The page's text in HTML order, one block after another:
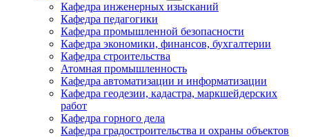
Кафедра инженерных изысканий
Кафедра педагогики
Кафедра промышленной безопасности
Кафедра экономики, финансов, бухгалтерии
Кафедра строительства
Атомная промышленность
Кафедра автоматизации и информатизации
Кафедра геодезии, кадастра, маркшейдерских
работ
Кафедра горного дела
Кафедра градостроительства и охраны объектов